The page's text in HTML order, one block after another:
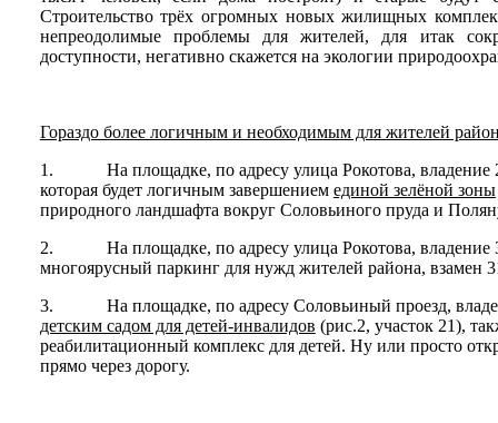
Строительство трёх огромных новых жилищных
непреодолимые проблемы для жителей, для итак
доступности, негативно скажется на экологии
Гораздо более логичным и необходимым для жителей
1. На площадке, по адресу улица Рокотова, владение 2/
которая будет логичным завершением единой зелёной зоны
природного ландшафта вокруг Соловьиного пруда и
2. На площадке, по адресу улица Рокотова, владение 3,
многоярусный паркинг для нужд жителей района, взамен
3. На площадке, по адресу Соловьиный проезд,
детским садом для детей-инвалидов (рис.2, участок 21),
реабилитационный комплекс для детей. Ну или просто
прямо через дорогу.